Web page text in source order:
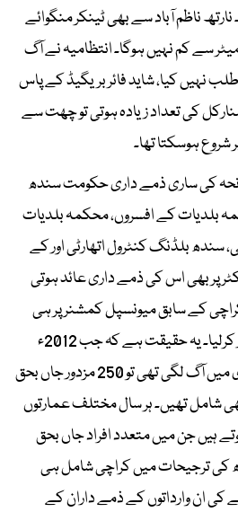
ناظم آباد سے بھی ٹینکر منگوائے
کا فاصلہ 30 کلومیٹر سے کم نہیں ہوگا۔ انتظامیہ نے آگ
نہیں کیا، شاید فائر بریگیڈ کے پاس
کی تعداد زیادہ ہوتی تو چھت سے
شروع ہوسکتا تھا۔
کی ساری ذمے داری حکومت سندھ
بلدیات کے افسروں، محکمہ بلدیات
سندھ بلڈنگ کنٹرول اتھارٹی اور کے
پر بھی اس کی ذمے داری عائد ہوتی
کے سابق میونسپل کمشنر پر ہی
سارا نزلہ گرا کر اپنا فریضہ پور کرلیا۔ یہ حقیقت ہے کہ جب 2012ء
میں بلدیہ گارمنٹس فیکٹری میں آگ لگی تھی تو 250 مزدور جاں بحق
شامل تھیں۔ ہر سال مختلف عمارتوں
ہیں جن میں متعدد افراد جاں بحق
کی ترجیحات میں کراچی شامل ہی
کی ان وارداتوں کے ذمے داران کے